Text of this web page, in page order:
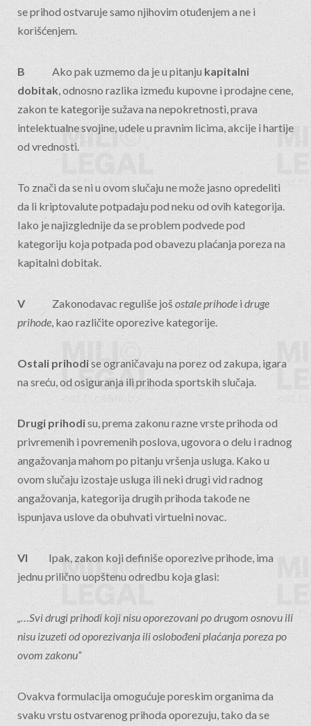
se prihod ostvaruje samo njihovim otuđenjem a ne i
korišćenjem.
B Ako pak uzmemo da je u pitanju kapitalni
dobitak, odnosno razlika između kupovne i prodajne cene,
zakon te kategorije sužava na nepokretnosti, prava
intelektualne svojine, udele u pravnim licima, akcije i hartije
od vrednosti.
To znači da se ni u ovom slučaju ne može jasno opredeliti
da li kriptovalute potpadaju pod neku od ovih kategorija.
Iako je najizglednije da se problem podvede pod
kategoriju koja potpada pod obavezu plaćanja poreza na
kapitalni dobitak.
V Zakonodavac reguliše jošostale prihodeidruge
prihode, kao različite oporezive kategorije.
Ostali prihodise ograničavaju na porez od zakupa, igara
na sreću, od osiguranja ili prihoda sportskih slučaja.
Drugi prihodisu, prema zakonu razne vrste prihoda od
privremenih i povremenih poslova, ugovora o delu i radnog
angažovanja mahom po pitanju vršenja usluga. Kako u
ovom slučaju izostaje usluga ili neki drugi vid radnog
angažovanja, kategorija drugih prihoda takođe ne
ispunjava uslove da obuhvati virtuelni novac.
VI Ipak, zakon koji definiše oporezive prihode, ima
jednu prilično uopštenu odredbu koja glasi:
„…Svi drugi prihodi koji nisu oporezovani po drugom osnovu ili
nisu izuzeti od oporezivanja ili oslobođeni plaćanja poreza po
ovom zakonu“
Ovakva formulacija omogućuje poreskim organima da
svaku vrstu ostvarenog prihoda oporezuju, tako da se